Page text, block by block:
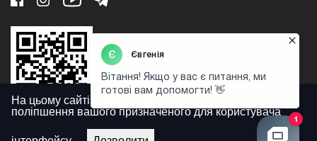
На цьому сайті використовуються файли cookies для
поліпшення вашого призначеного для користувача